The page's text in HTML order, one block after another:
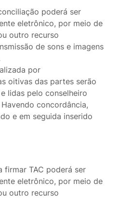
poderá ser
eletrônico, por meio de
outro recurso
de sons e imagens
por
oitivas das partes serão
lidas pelo conselheiro
concordância,
e em seguida inserido
firmar TAC poderá ser
eletrônico, por meio de
outro recurso